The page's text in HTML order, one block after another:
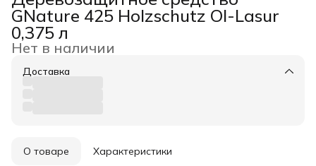
GNature 425 Holzschutz Ol-Lasur
0,375 л
Нет в наличии
Доставка
О товаре Характеристики